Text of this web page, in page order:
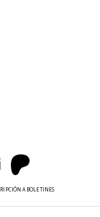
A BOLETINES